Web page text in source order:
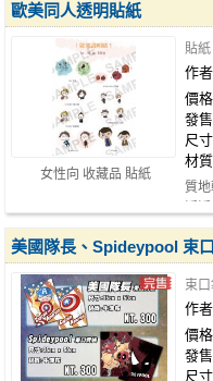
女性向 收藏品 貼紙
歐美同人透明貼紙
貼紙
作
價
發
尺
材
質
美國隊長、Spideypool 束
束
作者
價
發
尺